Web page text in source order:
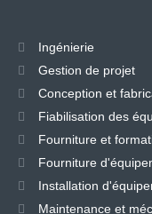
Ingénierie
Gestion de projet
Conception et
Fiabilisation des
Fourniture et
Fourniture
Installation
Maintenance et